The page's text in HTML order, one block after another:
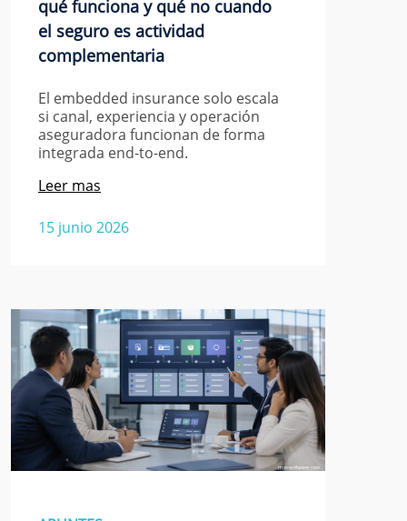
qué funciona y qué no cuando
el seguro es actividad
complementaria
El embedded insurance solo escala
si canal, experiencia y operación
aseguradora funcionan de forma
integrada end-to-end.
15 junio 2026
Leer mas